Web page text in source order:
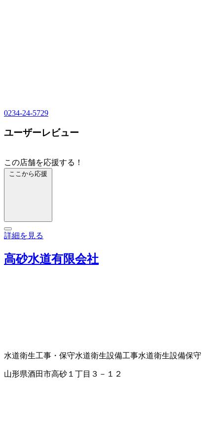
0234-24-5729
ユーザーレビュー
この店舗を応援する！
ここから応援
詳細を見る
高砂水道有限会社
水道衛生工事・保守水道衛生設備工事水道衛生設備保守
山形県酒田市高砂１丁目３－１２